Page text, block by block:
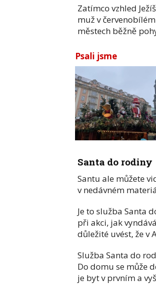
Zatímco vzhled
muž v
městech běžně
Psali jsme
Santa do rodiny
Santu ale můžete
v nedávném
Je to služba Santa
při akci, jak
důležité uvést, že v
Služba Santa do
Do domu se může
je byt v prvním a